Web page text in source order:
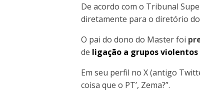
De acordo com o Tribunal
diretamente para o diretório
O pai do dono do Master foi
de ligação a grupos
Em seu perfil no X (antigo
coisa que o PT’, Zema?”.